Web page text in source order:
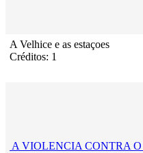
A Velhice e as estaçoes
Créditos: 1
A VIOLENCIA CONTRA O